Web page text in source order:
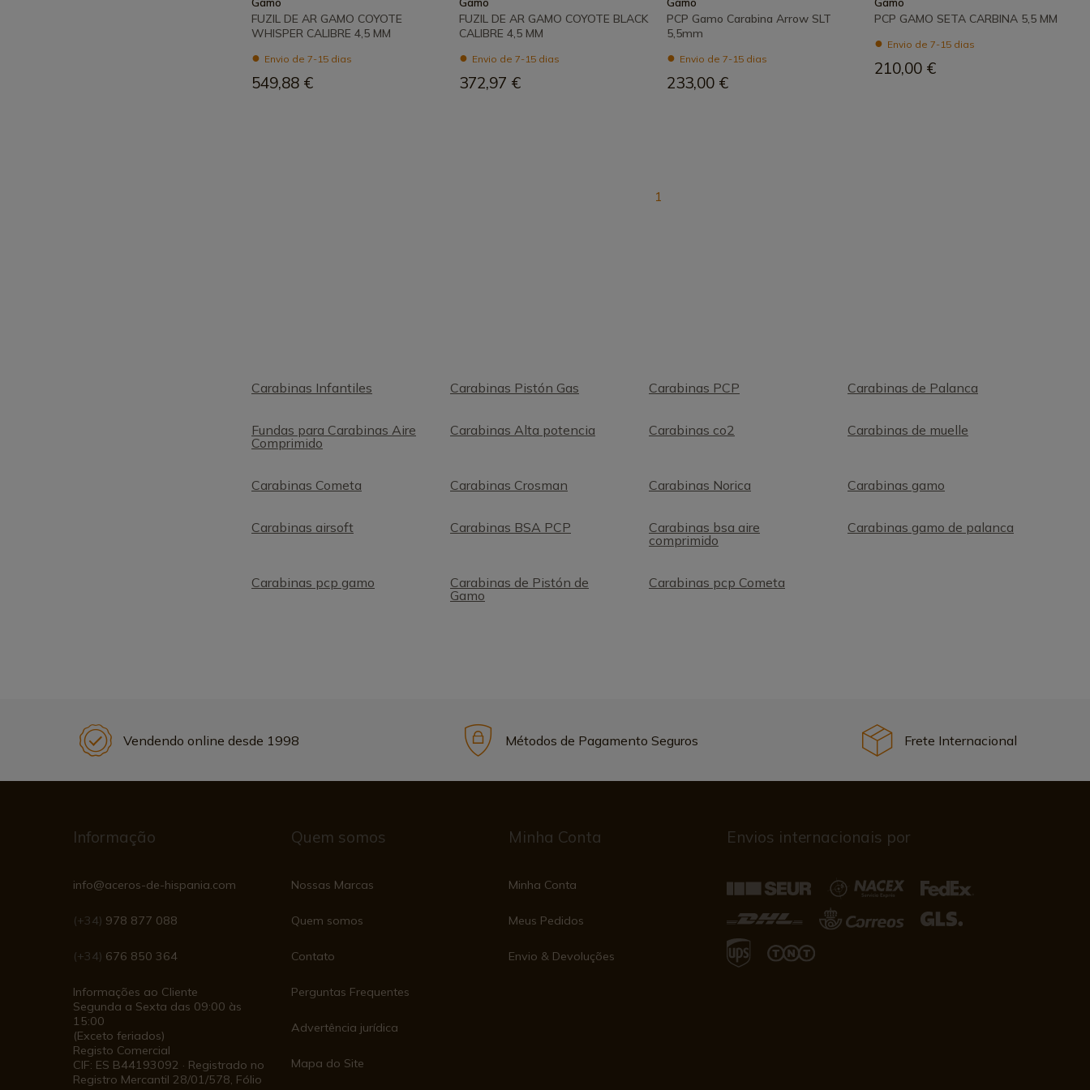
FUZIL DE AR GAMO COYOTE
WHISPER CALIBRE 4,5 MM
Envio de 7-15 dias
549,88 €
FUZIL DE AR GAMO COYOTE BLACK
CALIBRE 4,5 MM
Envio de 7-15 dias
372,97 €
PCP Gamo Carabina Arrow SLT
5,5mm
Envio de 7-15 dias
233,00 €
PCP GAMO SETA CARBINA 5,5 MM
Envio de 7-15 dias
210,00 €
1
Carabinas Infantiles Carabinas Pistón Gas Carabinas PCP Carabinas de Palanca
Fundas para Carabinas Aire
Comprimido
Carabinas Alta potencia Carabinas co2 Carabinas de muelle
Carabinas Cometa Carabinas Crosman Carabinas Norica Carabinas gamo
Carabinas airsoft Carabinas BSA PCP
Carabinas bsa aire
comprimido
Carabinas gamo de palanca
Carabinas pcp gamo
Carabinas de Pistón de
Gamo
Carabinas pcp Cometa
Vendendo online desde 1998 Métodos de Pagamento Seguros Frete Internacional
Informação
info@aceros-de-hispania.com
(+34) 978 877 088
(+34) 676 850 364
Informações ao Cliente
Segunda a Sexta das 09:00 às
15:00
(Exceto feriados)
Registo Comercial
CIF: ES B44193092 · Registrado no
Registro Mercantil 28/01/578, Fólio
Quem somos
Nossas Marcas
Quem somos
Contato
Perguntas Frequentes
Advertência jurídica
Mapa do Site
Minha Conta
Minha Conta
Meus Pedidos
Envio & Devoluções
Envios internacionais por